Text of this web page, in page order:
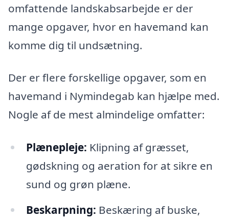
omfattende landskabsarbejde er der
mange opgaver, hvor en havemand kan
komme dig til undsætning.
Der er flere forskellige opgaver, som en
havemand i Nymindegab kan hjælpe med.
Nogle af de mest almindelige omfatter:
Plænepleje: Klipning af græsset,
gødskning og aeration for at sikre en
sund og grøn plæne.
Beskarpning: Beskæring af buske,